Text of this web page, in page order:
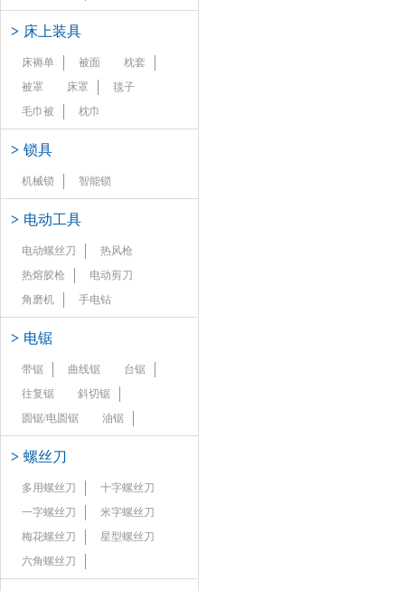
> 床上装具
床褥单 被面
枕套
被罩
床罩
毯子
毛巾被
枕巾
> 锁具
机械锁 智能锁
> 电动工具
电动螺丝刀
热风枪
热熔胶枪
电动剪刀
角磨机
手电钻
> 电锯
带锯 曲线锯
台锯
往复锯
斜切锯
圆锯/电圆锯
油锯
> 螺丝刀
多用螺丝刀
十字螺丝刀
一字螺丝刀
米字螺丝刀
梅花螺丝刀
星型螺丝刀
六角螺丝刀